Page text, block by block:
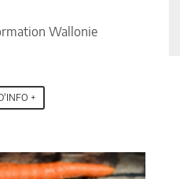
Wallonie
+
3 4